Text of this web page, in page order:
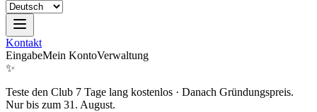
Kontakt
EingabeMein KontoVerwaltung
✨
Teste den Club 7 Tage lang kostenlos · Danach Gründungspreis.
Nur bis zum 31. August.